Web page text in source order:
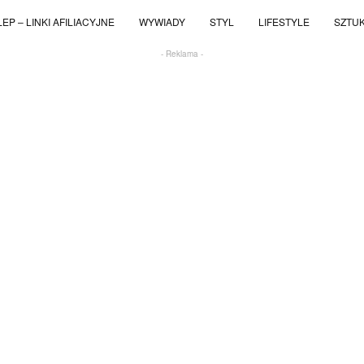
– LINKI AFILIACYJNE WYWIADY STYL LIFESTYLE
- Reklama -